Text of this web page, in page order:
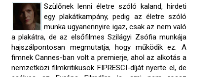
Szülőnek lenni életre szóló kaland, hirdeti
egy plakátkampány, pedig az életre szóló
munka ugyanennyire igaz, csak az nem való
a plakátra, de az elsőfilmes Szilágyi Zsófia munkája
hajszálpontosan megmutatja, hogy működik ez. A
fimnek Cannes-ban volt a premierje, ahol az alkotás a
nemzetközi filmkritikusok FIPRESCI-díját nyerte el, de